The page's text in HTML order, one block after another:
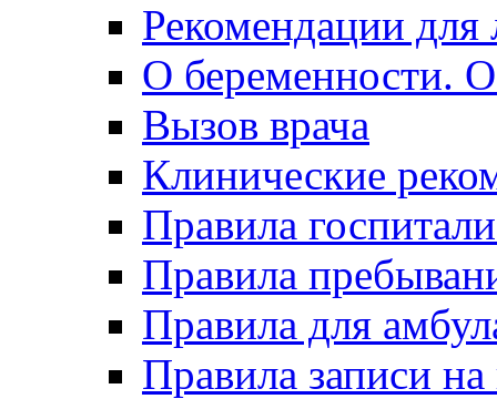
Рекомендации для
О беременности.
Вызов врача
Клинические
Правила
Правила
Правила для
Правила записи